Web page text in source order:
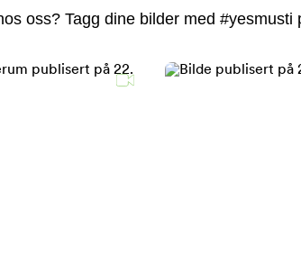
oss? Tagg dine bilder med